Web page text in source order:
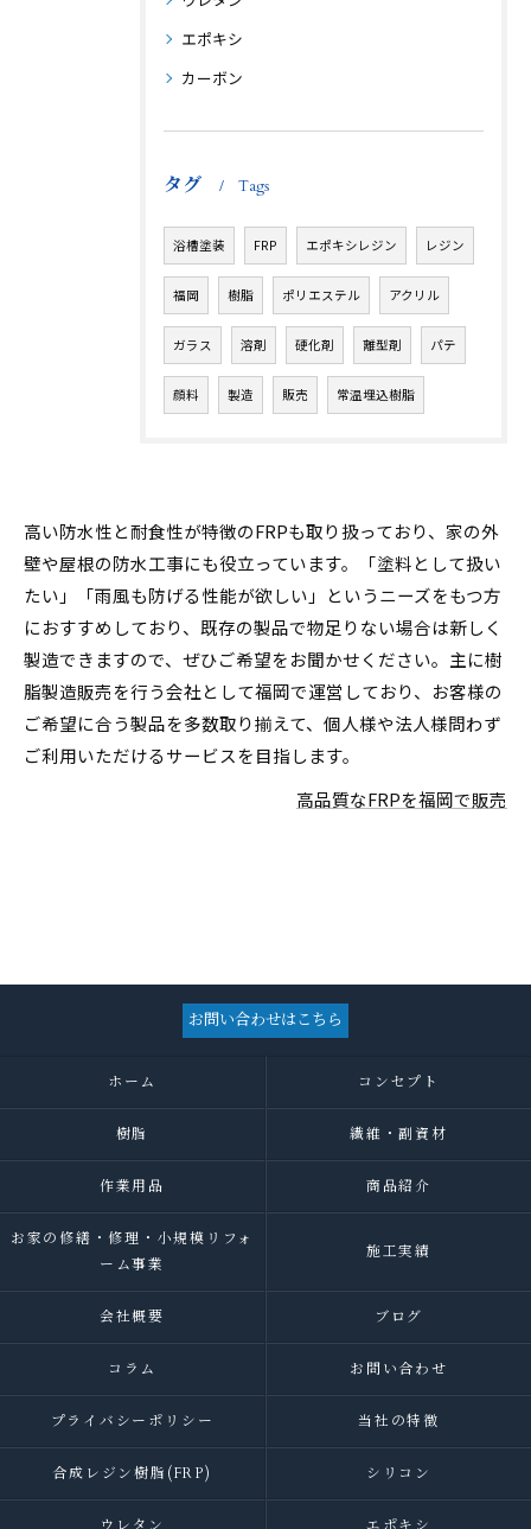
エポキシ
カーボン
タグ Tags
浴槽塗装 FRP エポキシレジン レジン
福岡 樹脂 ポリエステル アクリル
ガラス 溶剤 硬化剤 離型剤 パテ
顔料 製造 販売 常温埋込樹脂
高い防水性と耐食性が特徴のFRPも取り扱っており、家の外
壁や屋根の防水工事にも役立っています。「塗料として扱い
たい」「雨風も防げる性能が欲しい」というニーズをもつ方
におすすめしており、既存の製品で物足りない場合は新しく
製造できますので、ぜひご希望をお聞かせください。主に樹
脂製造販売を行う会社として福岡で運営しており、お客様の
ご希望に合う製品を多数取り揃えて、個人様や法人様問わず
ご利用いただけるサービスを目指します。
高品質なFRPを福岡で販売
お問い合わせはこちら
ホーム コンセプト
樹脂 繊維・副資材
作業用品 商品紹介
お家の修繕・修理・小規模リフォ
ーム事業
施工実績
会社概要 ブログ
コラム お問い合わせ
プライバシーポリシー 当社の特徴
合成レジン樹脂(FRP) シリコン